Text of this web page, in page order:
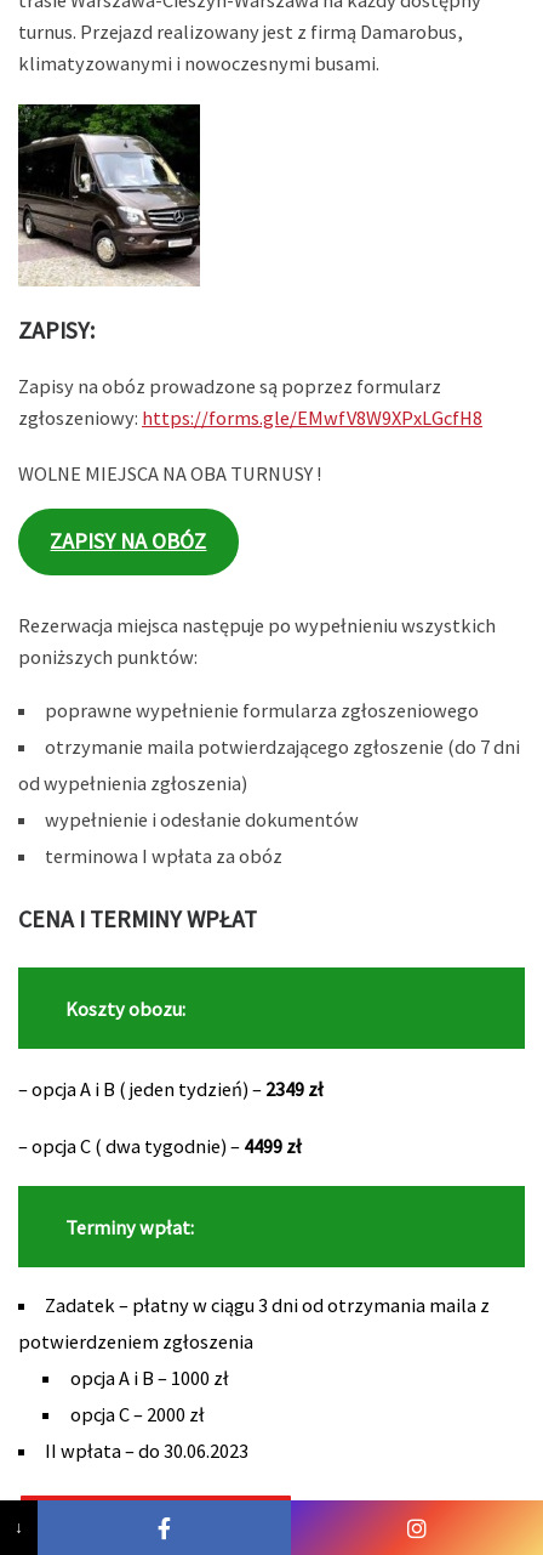
turnus. Przejazd realizowany jest z firmą Damarobus,
klimatyzowanymi i nowoczesnymi busami.
ZAPISY:
Zapisy na obóz prowadzone są poprzez formularz
zgłoszeniowy: https://forms.gle/EMwfV8W9XPxLGcfH8
WOLNE MIEJSCA NA OBA TURNUSY !
ZAPISY NA OBÓZ
Rezerwacja miejsca następuje po wypełnieniu wszystkich
poniższych punktów:
poprawne wypełnienie formularza zgłoszeniowego
otrzymanie maila potwierdzającego zgłoszenie (do 7 dni
od wypełnienia zgłoszenia)
wypełnienie i odesłanie dokumentów
terminowa I wpłata za obóz
CENA I TERMINY WPŁAT
Koszty obozu:
– opcja A i B ( jeden tydzień) – 2349 zł
– opcja C ( dwa tygodnie) – 4499 zł
Terminy wpłat:
Zadatek – płatny w ciągu 3 dni od otrzymania maila z
potwierdzeniem zgłoszenia
opcja A i B – 1000 zł
opcja C – 2000 zł
II wpłata – do 30.06.2023
ZAPISZ SIĘ JUŻ TERAZ
↓